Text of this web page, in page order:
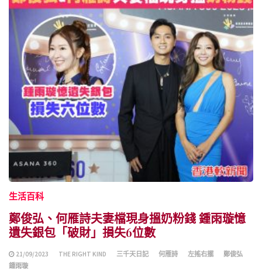
生活百科
鄭俊弘、何雁詩夫妻檔現身搵奶粉錢 鍾雨璇憶
遺失銀包「破財」損失6位數
21/09/2023 THE RIGHT KIND 三千天日記 何雁詩 左搖右擺
鄭俊弘
鍾雨璇